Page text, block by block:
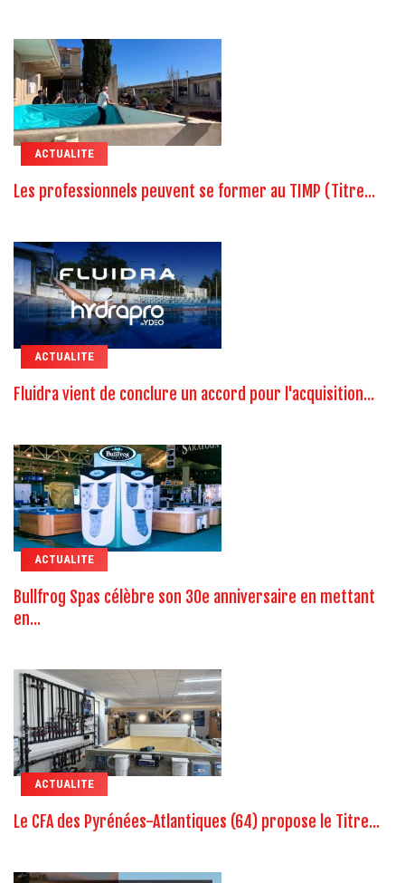
ACTUALITE
Les professionnels peuvent se former au TIMP (Titre...
ACTUALITE
Fluidra vient de conclure un accord pour l'acquisition...
ACTUALITE
Bullfrog Spas célèbre son 30e anniversaire en mettant
en...
ACTUALITE
Le CFA des Pyrénées-Atlantiques (64) propose le Titre...